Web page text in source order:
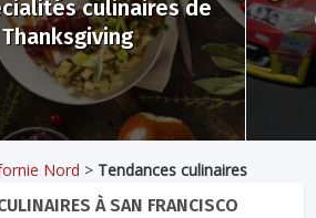
culinaires de
Thanksgiving
Nord > Tendances culinaires
À SAN FRANCISCO